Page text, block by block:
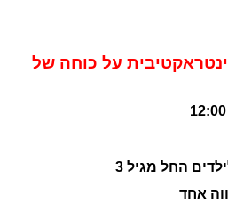
על כוחה של
החל מגיל 3
אחד